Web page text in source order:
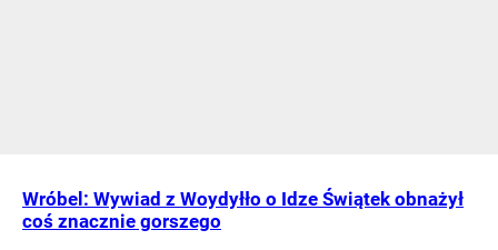
Wróbel: Wywiad z Woydyłło o Idze Świątek obnażył
coś znacznie gorszego